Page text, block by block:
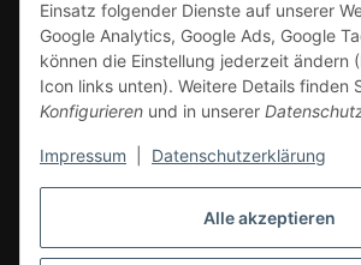
Alle akzeptieren
Einsatz folgender Dienste auf unserer
Google Analytics, Google Ads, Google
können die Einstellung jederzeit ändern
Icon links unten). Weitere Details finden
Konfigurieren und in unserer
Impressum Datenschutzerklärung
* Alle Preise inkl. gesetzlicher Mwst., zzgl.Versand
DE, gilt nicht für Großgeräte per Spedition). Artikel